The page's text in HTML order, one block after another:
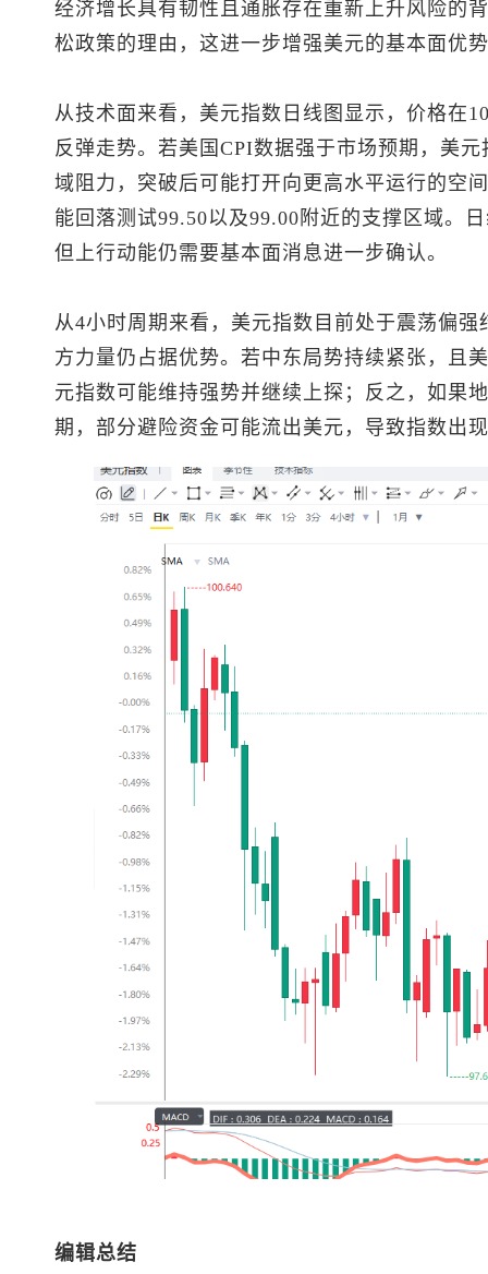
经济增长具有韧性且通胀存在重新上升风险的
松政策的理由，这进一步增强美元的基本面优
从技术面来看， 美元指数 日线图显示，价格在
反弹走势。若美国CPI数据强于市场预期， 美元
域阻力，突破后可能打开向更高水平运行的空
能回落测试99.50以及99.00附近的支撑区域。
但上行动能仍需要基本面消息进一步确认。
从4小时周期来看， 美元指数 目前处于震荡偏
方力量仍占据优势。若中东局势持续紧张，且
元指数 可能维持强势并继续上探；反之，如果
期，部分避险资金可能流出美元，导致指数出
编辑总结